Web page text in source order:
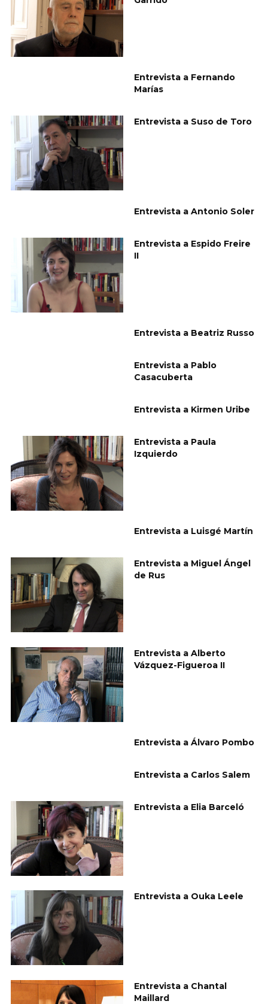
Entrevista a Fernando
Marías
Entrevista a Suso de Toro
Entrevista a Antonio Soler
Entrevista a Espido Freire
II
Entrevista a Beatriz Russo
Entrevista a Pablo
Casacuberta
Entrevista a Kirmen Uribe
Entrevista a Paula
Izquierdo
Entrevista a Luisgé Martín
Entrevista a Miguel Ángel
de Rus
Entrevista a Alberto
Vázquez-Figueroa II
Entrevista a Álvaro Pombo
Entrevista a Carlos Salem
Entrevista a Elia Barceló
Entrevista a Ouka Leele
Entrevista a Chantal
Maillard